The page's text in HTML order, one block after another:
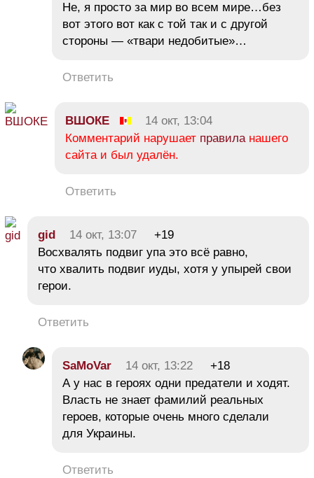
Не, я просто за мир во всем мире…без
вот этого вот как с той так и с другой
стороны — «твари недобитые»…
Ответить
ВШОКЕ
14 окт, 13:04
Комментарий нарушает правиланашего
сайта и был удалён.
Ответить
gid 14 окт, 13:07
+19
Восхвалять подвиг упа это всё равно,
что хвалить подвиг иуды, хотя у упырей свои
герои.
Ответить
SaMoVar 14 окт, 13:22
+18
А у нас в героях одни предатели и ходят.
Власть не знает фамилий реальных
героев, которые очень много сделали
для Украины.
Ответить